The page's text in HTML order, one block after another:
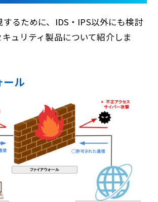
るために、IDS・IPS以外にも検討
キュリティ製品について紹介しま
ール